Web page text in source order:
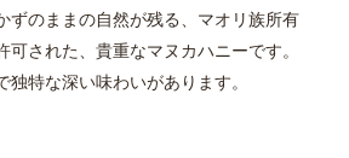
ずのままの自然が残る、マオリ族所有
可された、貴重なマヌカハニーです。
独特な深い味わいがあります。